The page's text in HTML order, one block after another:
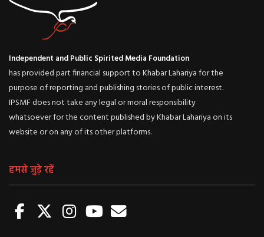
Independent and Public Spirited Media Foundation
has provided part financial support to Khabar Lahariya for the
purpose of reporting and publishing stories of public interest.
IPSMF does not take any legal or moral responsibility
whatsoever for the content published by Khabar Lahariya on its
website or on any of its other platforms.
हमसे जुड़े रहें